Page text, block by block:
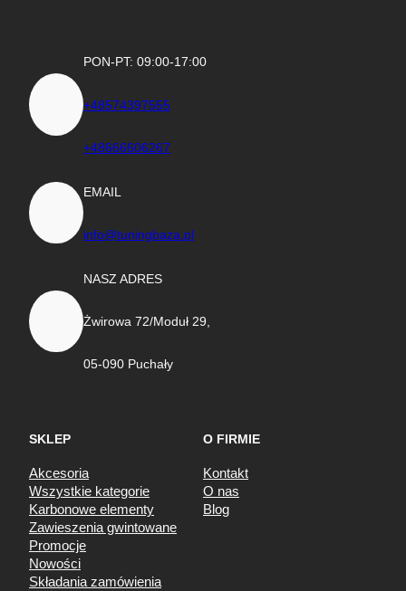
PON-PT: 09:00-17:00
+48574397555
+48666606267
EMAIL
info@tuningbaza.pl
NASZ ADRES
Żwirowa 72/Moduł 29,
05-090 Puchały
SKLEP
Akcesoria
Wszystkie kategorie
Karbonowe elementy
Zawieszenia gwintowane
Promocje
Nowości
Składania zamówienia
O FIRMIE
Kontakt
O nas
Blog